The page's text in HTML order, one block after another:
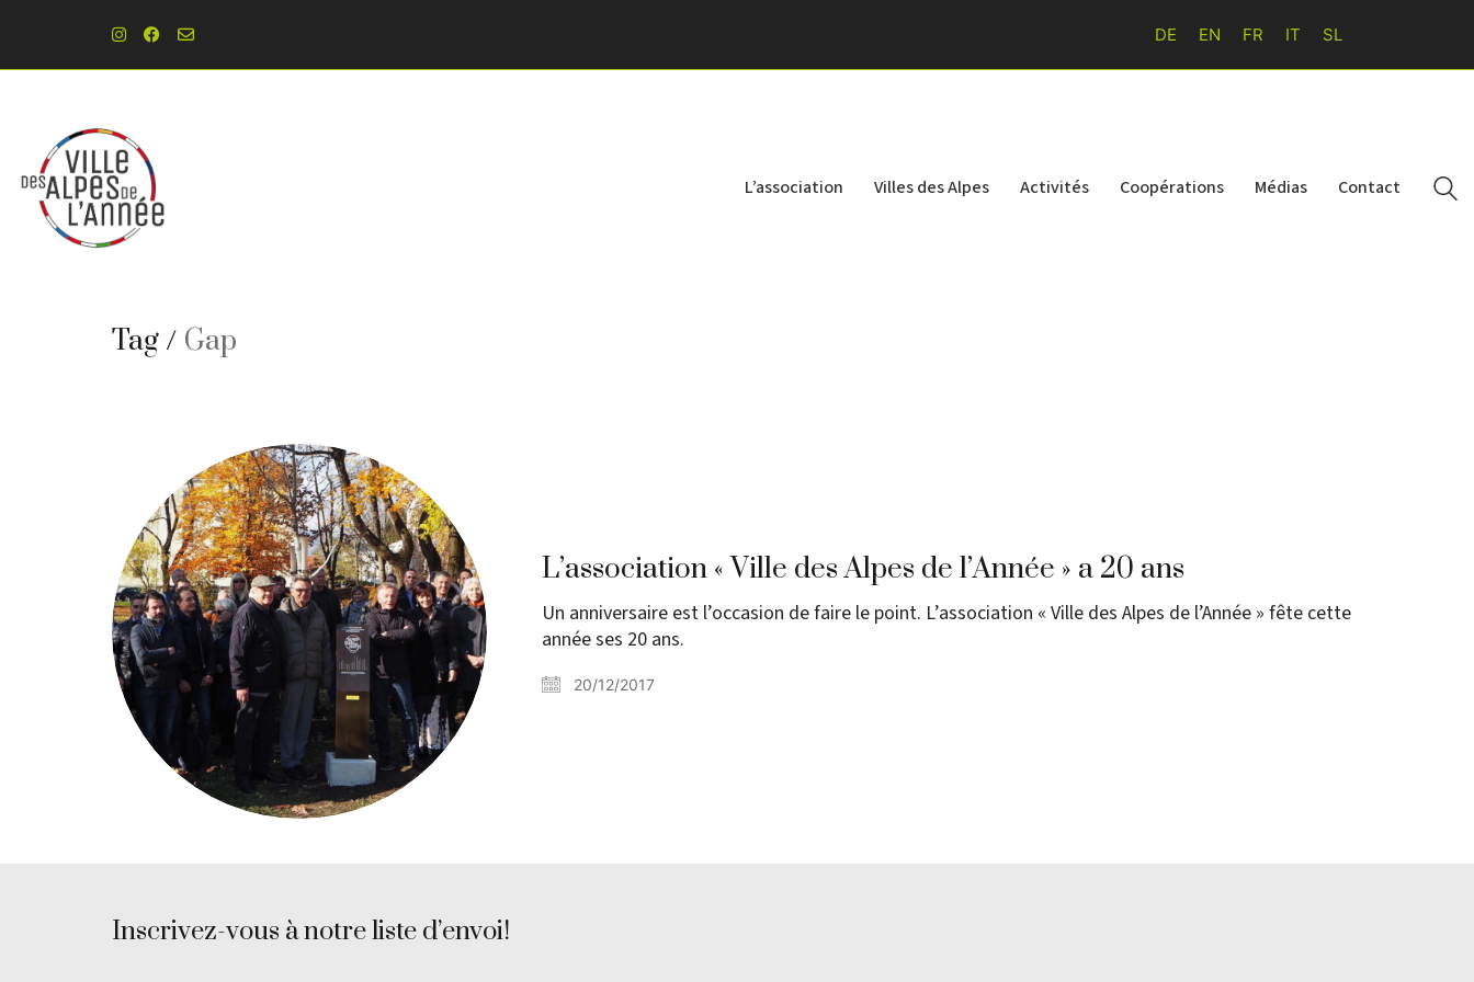
DE EN FR IT SL
L’association Villes des Alpes Activités Coopérations Médias Contact
Tag / Gap
L’association « Ville des Alpes de l’Année » a 20 ans
Un anniversaire est l’occasion de faire le point. L’association « Ville des Alpes de l’Année » fête cette
année ses 20 ans.
20/12/2017
Inscrivez-vous à notre liste d’envoi!